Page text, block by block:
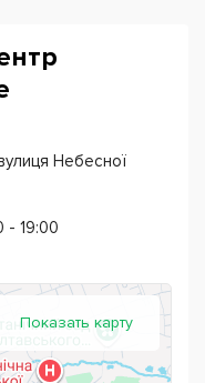
Небесної
- 19:00
Показать карту